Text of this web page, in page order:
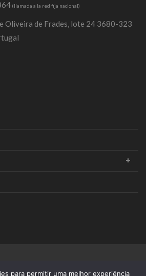
(llamada a la red fija nacional)
Oliveira de Frades, lote 24 3680-323
para permitir uma melhor experiência